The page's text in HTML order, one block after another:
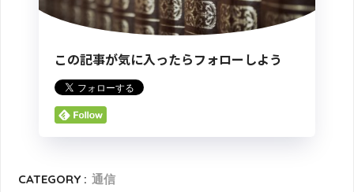
この記事が気に入ったらフォローしよう
CATEGORY : 通信